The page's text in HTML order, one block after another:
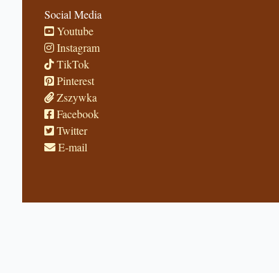
Social Media
Youtube
Instagram
TikTok
Pinterest
Zszywka
Facebook
Twitter
E-mail